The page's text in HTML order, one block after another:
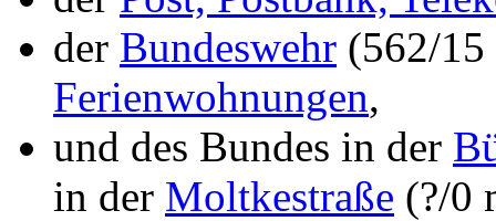
der Bundeswehr (562/
Ferienwohnungen,
und des Bundes in der
in der Moltkestraße (?/0